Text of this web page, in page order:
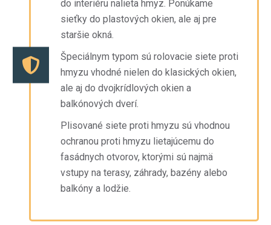
do interiéru nalieta hmyz. Ponúkame
sieťky do plastových okien, ale aj pre
staršie okná.
Špeciálnym typom sú rolovacie siete proti
hmyzu vhodné nielen do klasických okien,
ale aj do dvojkrídlových okien a
balkónových dverí.
Plisované siete proti hmyzu sú vhodnou
ochranou proti hmyzu lietajúcemu do
fasádnych otvorov, ktorými sú najmä
vstupy na terasy, záhrady, bazény alebo
balkóny a lodžie.